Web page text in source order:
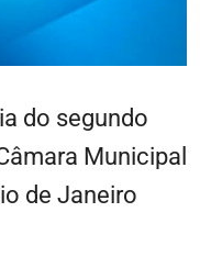
do segundo
Municipal
de Janeiro